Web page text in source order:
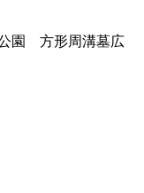
園 方形周溝墓広